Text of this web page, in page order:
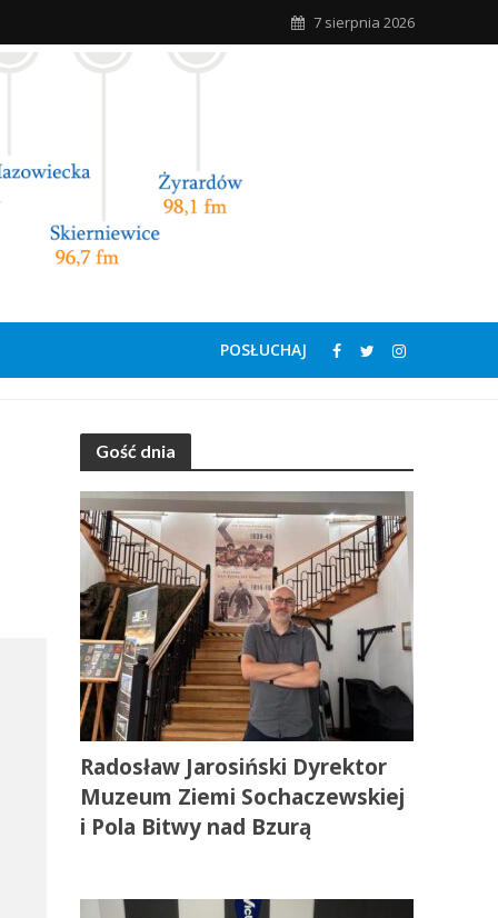
7 sierpnia 2026
POSŁUCHAJ
Gość dnia
Radosław Jarosiński Dyrektor
Muzeum Ziemi Sochaczewskiej
i Pola Bitwy nad Bzurą